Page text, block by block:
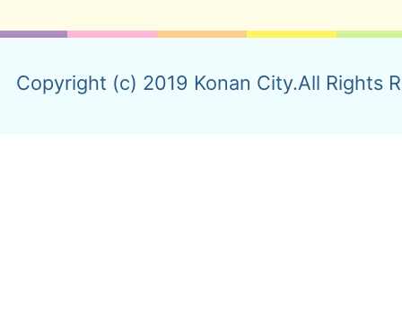
Copyright (c) 2019 Konan City.All Rights